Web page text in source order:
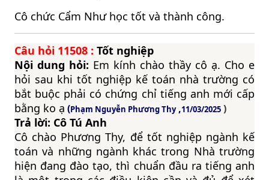
Cô chức Cẩm Như học tốt và thành công.
Câu hỏi 11508 : Tốt nghiệp
Nội dung hỏi: Em kính chào thầy cô ạ. Cho e
hỏi sau khi tốt nghiệp kế toán nhà trường có
bắt buộc phải có chứng chỉ tiếng anh mới cấp
bằng ko ạ (Phạm Nguyễn Phương Thy,11/03/2025 )
Trả lời: Cô Tú Anh
Cô chào Phương Thy, để tốt nghiệp ngành kế
toán và những ngành khác trong Nhà trường
hiện đang đào tạo, thì chuẩn đầu ra tiếng anh